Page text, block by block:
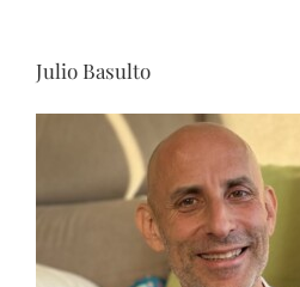
Julio Basulto